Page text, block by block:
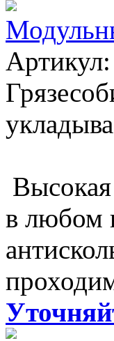
Артикул:
в любом